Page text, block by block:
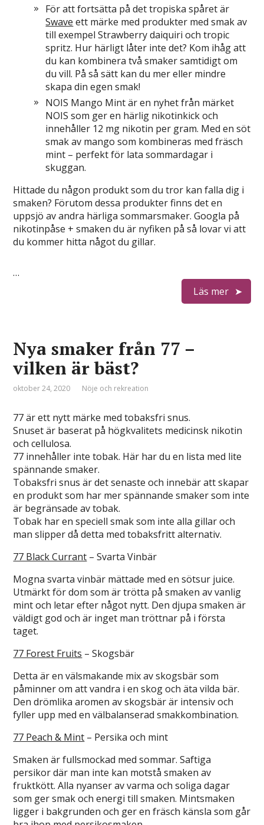
För att fortsätta på det tropiska spåret är
Swave ett märke med produkter med smak av
till exempel Strawberry daiquiri och tropic
spritz. Hur härligt låter inte det? Kom ihåg att
du kan kombinera två smaker samtidigt om
du vill. På så sätt kan du mer eller mindre
skapa din egen smak!
NOIS Mango Mint är en nyhet från märket
NOIS som ger en härlig nikotinkick och
innehåller 12 mg nikotin per gram. Med en söt
smak av mango som kombineras med fräsch
mint – perfekt för lata sommardagar i
skuggan.
Hittade du någon produkt som du tror kan falla dig i
smaken? Förutom dessa produkter finns det en
uppsjö av andra härliga sommarsmaker. Googla på
nikotinpåse + smaken du är nyfiken på så lovar vi att
du kommer hitta något du gillar.
…
Läs mer
Nya smaker från 77 –
vilken är bäst?
oktober 24, 2020 Nöje och rekreation
77 är ett nytt märke med tobaksfri snus.
Snuset är baserat på högkvalitets medicinsk nikotin
och cellulosa.
77 innehåller inte tobak. Här har du en lista med lite
spännande smaker.
Tobaksfri snus är det senaste och innebär att skapar
en produkt som har mer spännande smaker som inte
är begränsade av tobak.
Tobak har en speciell smak som inte alla gillar och
man slipper då detta med tobaksfritt alternativ.
77 Black Currant – Svarta Vinbär
Mogna svarta vinbär mättade med en sötsur juice.
Utmärkt för dom som är trötta på smaken av vanlig
mint och letar efter något nytt. Den djupa smaken är
väldigt god och är inget man tröttnar på i första
taget.
77 Forest Fruits – Skogsbär
Detta är en välsmakande mix av skogsbär som
påminner om att vandra i en skog och äta vilda bär.
Den drömlika aromen av skogsbär är intensiv och
fyller upp med en välbalanserad smakkombination.
77 Peach & Mint – Persika och mint
Smaken är fullsmockad med sommar. Saftiga
persikor där man inte kan motstå smaken av
fruktkött. Alla nyanser av varma och soliga dagar
som ger smak och energi till smaken. Mintsmaken
ligger i bakgrunden och ger en fräsch känsla som går